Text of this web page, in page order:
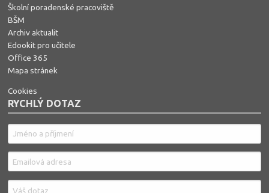
Školní poradenské pracoviště
BŠM
Archiv aktualit
Edookit pro učitele
Office 365
Mapa stránek
Cookies
RYCHLÝ DOTAZ